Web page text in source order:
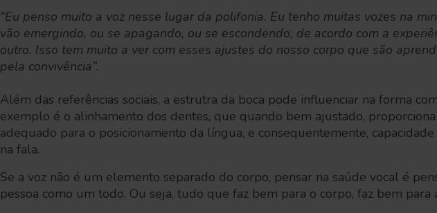
“Eu penso muito a voz nesse lugar da polifonia. Eu tenho muitas vozes na
vão emergindo, ou se apagando, ou se escondendo, de acordo com a
outro. Isso tem muito a ver com esses ajustes do nosso corpo que são
pela convivência”.
Além das referências sociais, a estrutra da boca pode influenciar na forma
exemplo é o alinhamento dos dentes, que quando bem ajustado,
adequado para o posicionamento da língua, e consequentemente,
na fala.
Se a voz não é um elemento separado do corpo, pensar na saúde vocal é
pessoa como um todo. Ou seja, tudo que faz bem para o corpo, faz bem para